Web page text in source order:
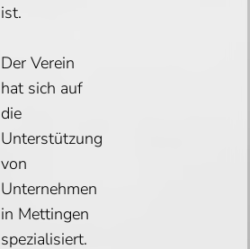
ist.
Der Verein
hat sich auf
die
Unterstützung
von
Unternehmen
in Mettingen
spezialisiert.